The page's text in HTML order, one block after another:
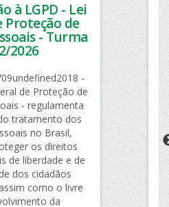
à LGPD - Lei
Proteção de
- Turma
2026
-
de Proteção de
- regulamenta
tratamento dos
no Brasil,
os direitos
de liberdade e de
dos cidadãos
como o livre
da